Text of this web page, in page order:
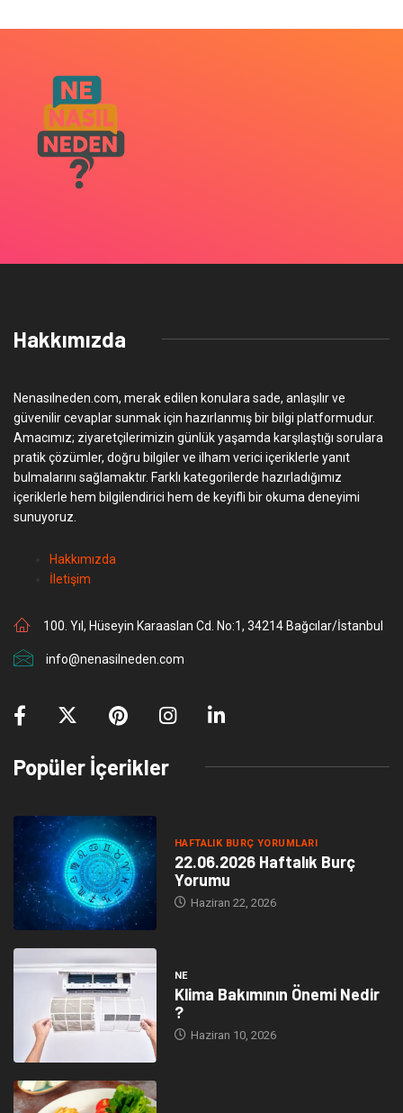
Hakkımızda
Nenasılneden.com, merak edilen konulara sade, anlaşılır ve
güvenilir cevaplar sunmak için hazırlanmış bir bilgi platformudur.
Amacımız; ziyaretçilerimizin günlük yaşamda karşılaştığı sorulara
pratik çözümler, doğru bilgiler ve ilham verici içeriklerle yanıt
bulmalarını sağlamaktır. Farklı kategorilerde hazırladığımız
içeriklerle hem bilgilendirici hem de keyifli bir okuma deneyimi
sunuyoruz.
Hakkımızda
İletişim
100. Yıl, Hüseyin Karaaslan Cd. No:1, 34214 Bağcılar/İstanbul
info@nenasilneden.com
Popüler İçerikler
HAFTALIK BURÇ YORUMLARI
22.06.2026 Haftalık Burç
Yorumu
Haziran 22, 2026
NE
Klima Bakımının Önemi Nedir
?
Haziran 10, 2026